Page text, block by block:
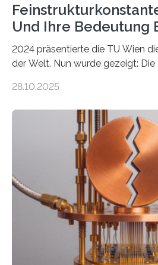
Und Ihre Bedeutung
2024 präsentierte die TU Wien
der Welt. Nun wurde gezeigt: Die
fundamentalen Physik
Messungen verwenden. Das
vermutet, weltweit war nach den
Atomkern-Zuständen gesucht
einem Team der TU Wien mit
internationaler Partner der
Der lange diskutierte Thorium-
gefunden. Kurz darauf konnte
Thorium tatsächlich nutzen lässt,
28.10.2025